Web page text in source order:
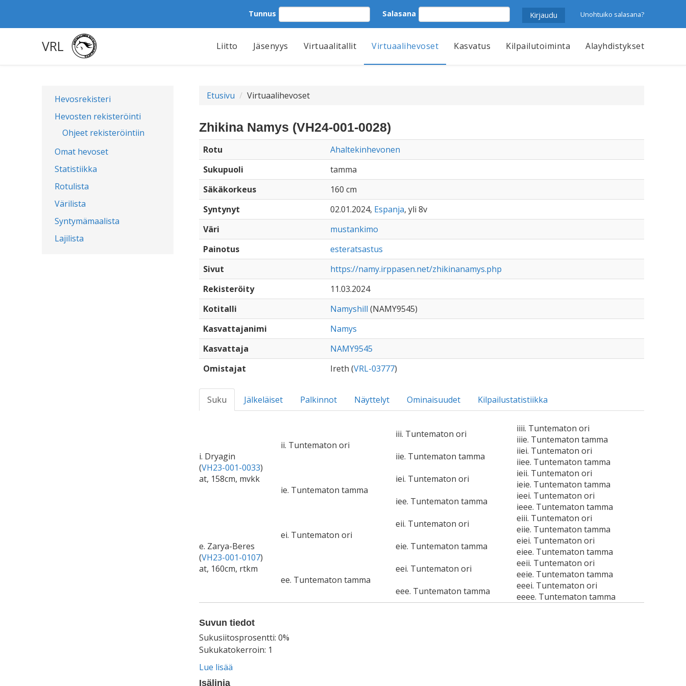
Tunnus Salasana Unohtuiko salasana?
VRL Liitto Jäsenyys Virtuaalitallit Virtuaalihevoset Kasvatus Kilpailutoiminta Alayhdistykset
Hevosrekisteri
Hevosten rekisteröinti
Ohjeet rekisteröintiin
Omat hevoset
Statistiikka
Rotulista
Värilista
Syntymämaalista
Lajilista
Etusivu Virtuaalihevoset
Zhikina Namys (VH24-001-0028)
Rotu
Ahaltekinhevonen
Sukupuoli
tamma
Säkäkorkeus
160 cm
Syntynyt
02.01.2024, Espanja, yli 8v
Väri
mustankimo
Painotus
esteratsastus
Sivut
https://namy.irppasen.net/zhikinanamys.php
Rekisteröity
11.03.2024
Kotitalli
Namyshill (NAMY9545)
Kasvattajanimi
Namys
Kasvattaja
NAMY9545
Omistajat
Ireth (VRL-03777)
Suku Jälkeläiset Palkinnot Näyttelyt Ominaisuudet Kilpailustatistiikka
i. Dryagin
(VH23-001-0033)
at, 158cm, mvkk
ii. Tuntematon ori
iii. Tuntematon ori
iiii. Tuntematon ori
iiie. Tuntematon tamma
iie. Tuntematon tamma
iiei. Tuntematon ori
iiee. Tuntematon tamma
ie. Tuntematon tamma
iei. Tuntematon ori
ieii. Tuntematon ori
ieie. Tuntematon tamma
iee. Tuntematon tamma
ieei. Tuntematon ori
ieee. Tuntematon tamma
e. Zarya-Beres
(VH23-001-0107)
at, 160cm, rtkm
ei. Tuntematon ori
eii. Tuntematon ori
eiii. Tuntematon ori
eiie. Tuntematon tamma
eie. Tuntematon tamma
eiei. Tuntematon ori
eiee. Tuntematon tamma
ee. Tuntematon tamma
eei. Tuntematon ori
eeii. Tuntematon ori
eeie. Tuntematon tamma
eee. Tuntematon tamma
eeei. Tuntematon ori
eeee. Tuntematon tamma
Suvun tiedot
Sukusiitosprosentti: 0%
Sukukatokerroin: 1
Lue lisää
Isälinja